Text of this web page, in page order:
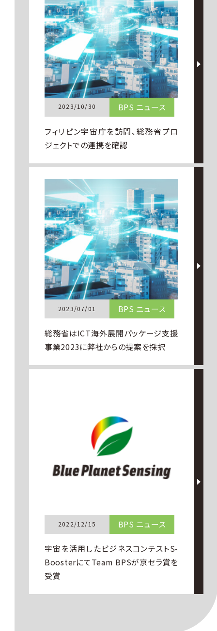
2023/10/30 BPS ニュース
フィリピン宇宙庁を訪問、総務省プロ
ジェクトでの連携を確認
2023/07/01 BPS ニュース
総務省はICT海外展開パッケージ⽀援
事業2023に弊社からの提案を採択
2022/12/15 BPS ニュース
宇宙を活用したビジネスコンテストS-
BoosterにてTeam BPSが京セラ賞を
受賞